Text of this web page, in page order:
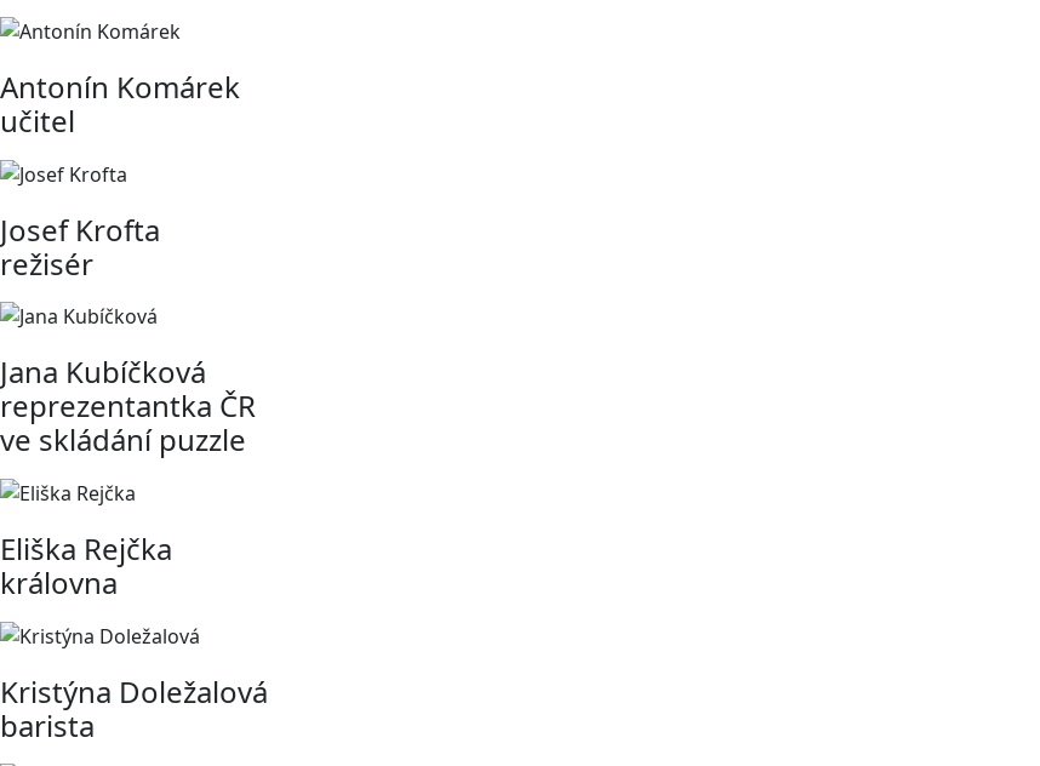
Antonín Komárek
učitel
Josef Krofta
režisér
Jana Kubíčková
reprezentantka ČR
ve skládání puzzle
Eliška Rejčka
královna
Kristýna Doležalová
barista